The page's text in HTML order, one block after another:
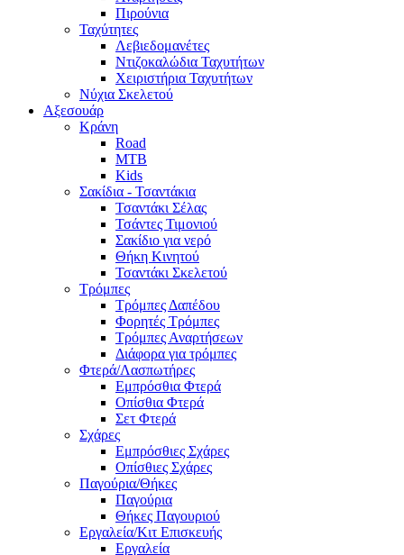
Πιρούνια
Ταχύτητες
Λεβιεδομανέτες
Ντιζοκαλώδια Ταχυτήτων
Χειριστήρια Ταχυτήτων
Νύχια Σκελετού
Αξεσουάρ
Κράνη
Road
MTB
Kids
Σακίδια - Τσαντάκια
Τσαντάκι Σέλας
Τσάντες Τιμονιού
Σακίδιο για νερό
Θήκη Κινητού
Τσαντάκι Σκελετού
Τρόμπες
Τρόμπες Δαπέδου
Φορητές Τρόμπες
Τρόμπες Αναρτήσεων
Διάφορα για τρόμπες
Φτερά/Λασπωτήρες
Εμπρόσθια Φτερά
Οπίσθια Φτερά
Σετ Φτερά
Σχάρες
Εμπρόσθιες Σχάρες
Οπίσθιες Σχάρες
Παγούρια/Θήκες
Παγούρια
Θήκες Παγουριού
Εργαλεία/Κιτ Επισκευής
Εργαλεία